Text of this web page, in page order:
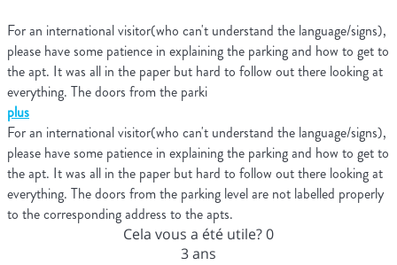
For an international visitor(who can't understand the language/signs),
please have some patience in explaining the parking and how to get to
the apt. It was all in the paper but hard to follow out there looking at
everything. The doors from the parki
plus
For an international visitor(who can't understand the language/signs),
please have some patience in explaining the parking and how to get to
the apt. It was all in the paper but hard to follow out there looking at
everything. The doors from the parking level are not labelled properly
to the corresponding address to the apts.
Cela vous a été utile?0
3 ans